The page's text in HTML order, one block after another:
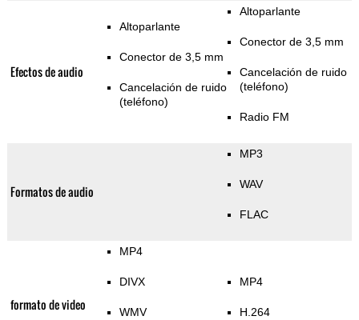
Efectos de audio
Altoparlante
Conector de 3,5 mm
Cancelación de ruido
(teléfono)
Altoparlante
Conector de 3,5 mm
Cancelación de ruido
(teléfono)
Radio FM
Formatos de audio
MP3
WAV
FLAC
formato de video
MP4
DIVX
WMV
MP4
H.264